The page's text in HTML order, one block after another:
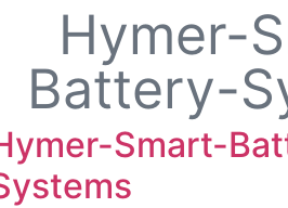
Hymer-
Battery-
Smart-